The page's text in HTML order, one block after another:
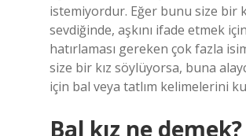
istemiyordur. Eğer bunu size bir
sevdiğinde, aşkını ifade etmek
hatırlaması gereken çok fazla
size bir kız söylüyorsa, buna
için bal veya tatlım kelimelerini
Bal kız ne demek?